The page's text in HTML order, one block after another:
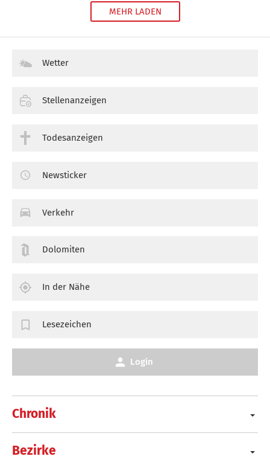
MEHR LADEN
Chronik
Bezirke
Wetter
Stellenanzeigen
Todesanzeigen
Newsticker
Verkehr
Dolomiten
In der Nähe
Lesezeichen
Login